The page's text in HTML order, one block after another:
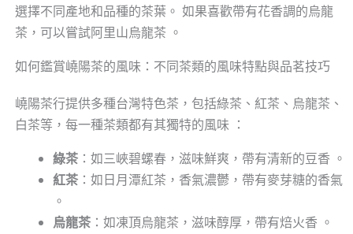
選擇不同產地和品種的茶葉。 如果喜歡帶有花香調的烏龍
茶，可以嘗試阿里山烏龍茶 。
如何鑑賞嶢陽茶的風味：不同茶類的風味特點與品茗技巧
嶢陽茶行提供多種台灣特色茶，包括綠茶、紅茶、烏龍茶、
白茶等，每一種茶類都有其獨特的風味 ：
綠茶：如三峽碧螺春，滋味鮮爽，帶有清新的豆香 。
紅茶：如日月潭紅茶，香氣濃鬱，帶有麥芽糖的香氣
。
烏龍茶：如凍頂烏龍茶，滋味醇厚，帶有焙火香 。